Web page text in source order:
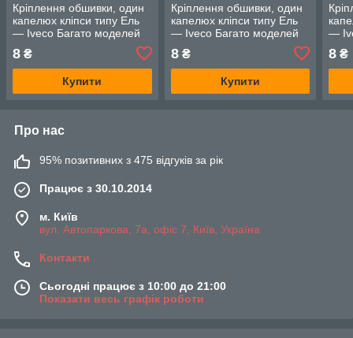
Кріплення обшивки, один
капелюх кліпси типу Ель
— Iveco Багато моделей
8 ₴
Купити
Кріплення обшивки, один
капелюх кліпси типу Ель
— Iveco Багато моделей
8₴
Купити
—
8 ₴
Про нас
95% позитивних з 475 відгуків за рік
Працює з 30.10.2014
м. Київ
вул. Автопаркова, 7а, офіс 7, Київ, Україна
Контакти
Сьогодні працює з 10:00 до 21:00
Показати весь графік роботи